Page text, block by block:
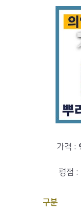
가격 :
평점
구분